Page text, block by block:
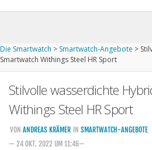
iPhone kaufen
Startseite
Kommende Smartwatches
Marken und Modelle
Handytarife
Die Smartwatch > Smartwatch-Angebote >
Smartwatch Withings Steel HR Sport
Stilvolle wasserdichte
Withings Steel HR Sport
VON ANDREAS KRÄMER IN SMARTWATCH-ANGEBOTE
— 24 OKT. 2022 UM 11:46—